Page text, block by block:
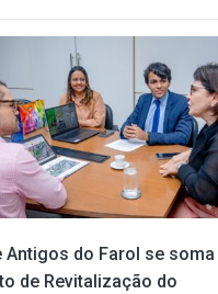
Antigos do Farol se soma
de Revitalização do